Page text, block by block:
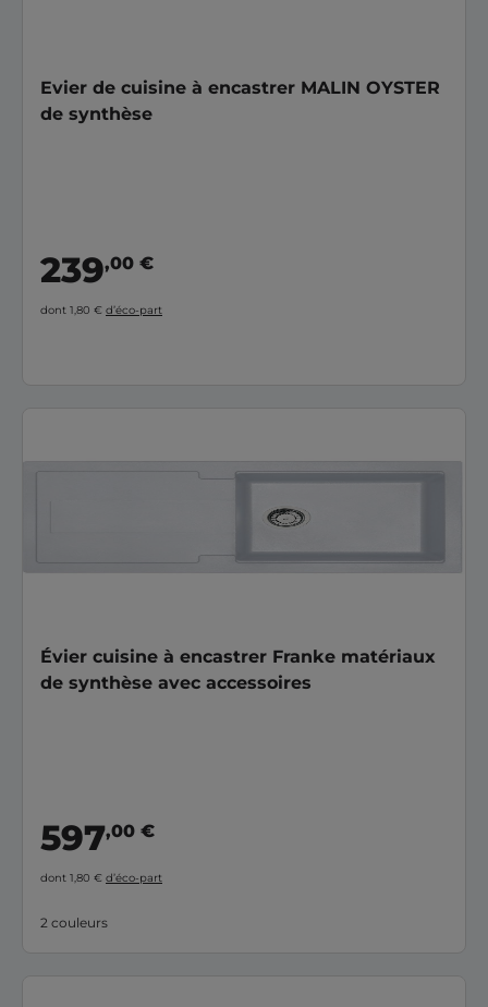
Evier de cuisine à encastrer MALIN OYSTER
de synthèse
239,00 €
dont 1,80 € d’éco-part
Évier cuisine à encastrer Franke matériaux
de synthèse avec accessoires
597,00 €
dont 1,80 € d’éco-part
2 couleurs